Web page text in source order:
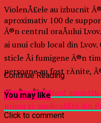
ViolenÅ£ele au izbucnit
aproximativ 100 de
Ã®n centrul oraÅului
ai unui club local din Lvov.
sticle Åi fumigene Ã®n
persoane au fost rÄnite,
CiteÈte Èi:ÂNoul ministru
prima zi: sindicaliÈtii din
Continue Reading
You may like
Click to comment